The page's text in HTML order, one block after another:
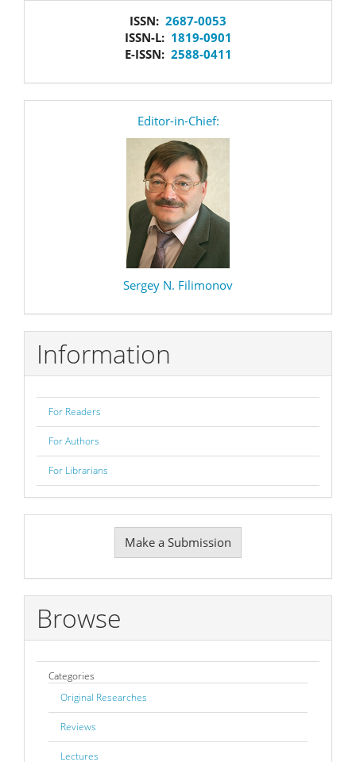
ISSN: 2687-0053
ISSN-L: 1819-0901
E-ISSN: 2588-0411
Editor-in-Chief:
Sergey N. Filimonov
Information
For Readers
For Authors
For Librarians
Submission
Make a Submission
Browse
Categories
Original Researches
Reviews
Lectures